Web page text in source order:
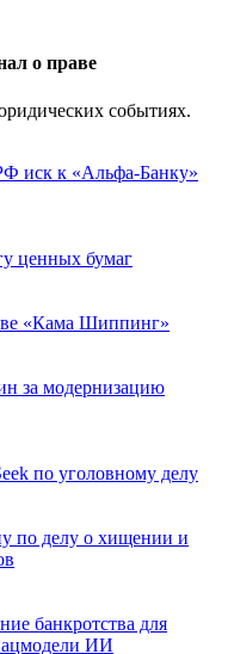
о праве
событиях.
иск к «Альфа-Банку»
ценных бумаг
«Кама Шиппинг»
за модернизацию
по уголовному делу
по делу о хищении и
банкротства для
ИИ